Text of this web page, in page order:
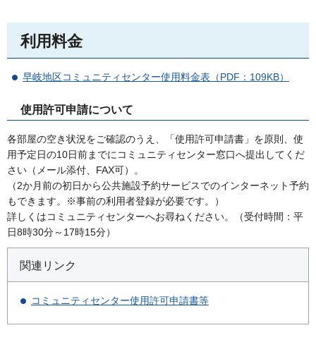
利用料金
早岐地区コミュニティセンター使用料金表（PDF：109KB）
使用許可申請について
各部屋の空き状況をご確認のうえ、「使用許可申請書」を原則、使
用予定日の10日前までにコミュニティセンター窓口へ提出してくだ
さい（メール添付、FAX可）。
（2か月前の初日から公共施設予約サービスでのインターネット予約
もできます。※事前の利用者登録が必要です。）
詳しくはコミュニティセンターへお尋ねください。（受付時間：平
日8時30分～17時15分）
関連リンク
コミュニティセンター使用許可申請書等